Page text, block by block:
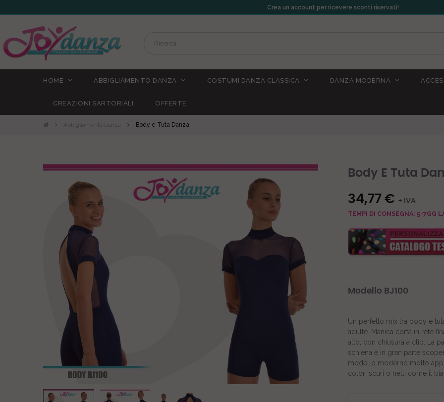
Crea un account per ricevere sconti riservati!
HOME ABBIGLIAMENTO DANZA COSTUMI DANZA CLASSICA DANZA MODERNA
CREAZIONI SARTORIALI OFFERTE
Abbigliamento Danza Body e Tuta Danza
Body E Tuta
34,77 € + IVA
TEMPI DI CONSEGNA: 5-7GG
Modello BJ100
Un perfetto mix tra body e
adulte. Manica corta in rete
alto, con chiusura a clip. La
schiena è in gran parte
modello moderno molto
colori scuri o netti come il